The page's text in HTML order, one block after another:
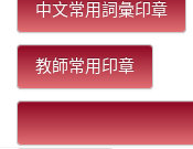
中文常用詞彙印章
教師常用印章